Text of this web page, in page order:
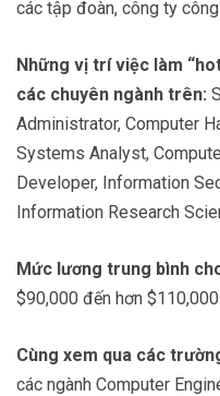
các tập đoàn, công ty
Những vị trí việc làm
các chuyên ngành trên:
Administrator, Computer
Systems Analyst,
Developer, Information
Information Research
Mức lương trung bình
$90,000 đến hơn
Cùng xem qua các
các ngành Computer